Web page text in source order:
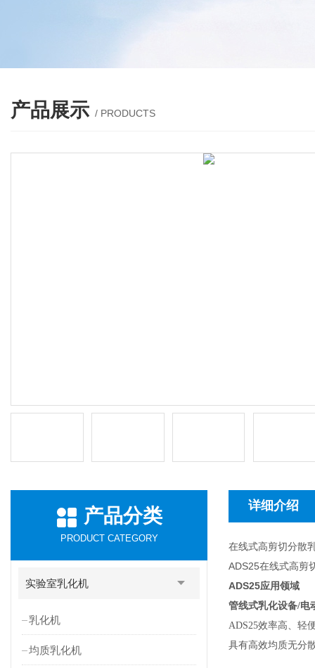
产品展示 / PRODUCTS
产品分类
PRODUCT CATEGORY
实验室乳化机
乳化机
均质乳化机
详细介绍
在线式高剪切分散
ADS25在线式高剪
ADS25应用领域
管线式乳化设备/电
ADS25效率高、轻
具有高效均质无分